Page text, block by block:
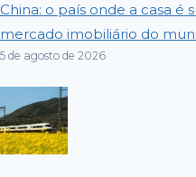
China: o país onde a casa é
mercado imobiliário do
5 de agosto de 2026